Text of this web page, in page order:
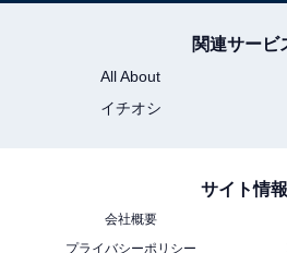
関連サービ
All About
イチオシ
サイト情報
会社概要
プライバシーポリシー